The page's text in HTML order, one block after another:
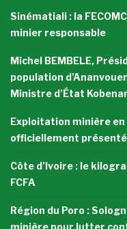
Sinématiali : la
minier responsable
Michel BEMBELE,
population
Ministre d’État
Exploitation minière en
officiellement
Côte d’Ivoire : le
FCFA
Région du Poro :